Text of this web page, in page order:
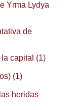
Yrma Lydya
de
capital (1)
(1)
heridas